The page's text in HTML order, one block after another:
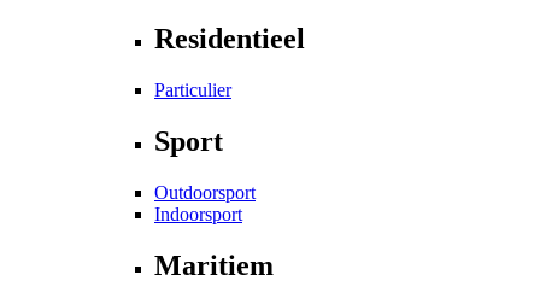
Residentieel
Particulier
Sport
Outdoorsport
Indoorsport
Maritiem